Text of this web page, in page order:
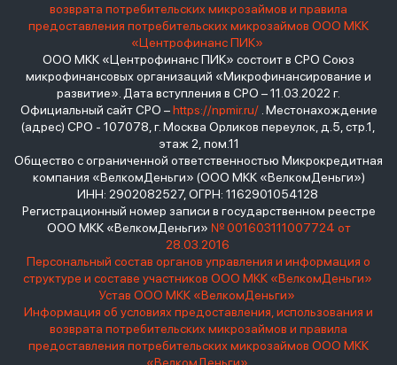
возврата потребительских микрозаймов и правила
предоставления потребительских микрозаймов ООО МКК
«Центрофинанс ПИК»
ООО МКК «Центрофинанс ПИК» состоит в СРО Союз
микрофинансовых организаций «Микрофинансирование и
развитие». Дата вступления в СРО – 11.03.2022 г.
Официальный сайт СРО –https://npmir.ru/. Местонахождение
(адрес) СРО - 107078, г. Москва Орликов переулок, д.5, стр.1,
этаж 2, пом.11
Общество с ограниченной ответственностью Микрокредитная
компания «ВелкомДеньги» (ООО МКК «ВелкомДеньги»)
ИНН: 2902082527, ОГРН: 1162901054128
Регистрационный номер записи в государственном реестре
ООО МКК «ВелкомДеньги» № 001603111007724 от
28.03.2016
Персональный состав органов управления и информация о
структуре и составе участников ООО МКК «ВелкомДеньги»
Устав ООО МКК «ВелкомДеньги»
Информация об условиях предоставления, использования и
возврата потребительских микрозаймов и правила
предоставления потребительских микрозаймов ООО МКК